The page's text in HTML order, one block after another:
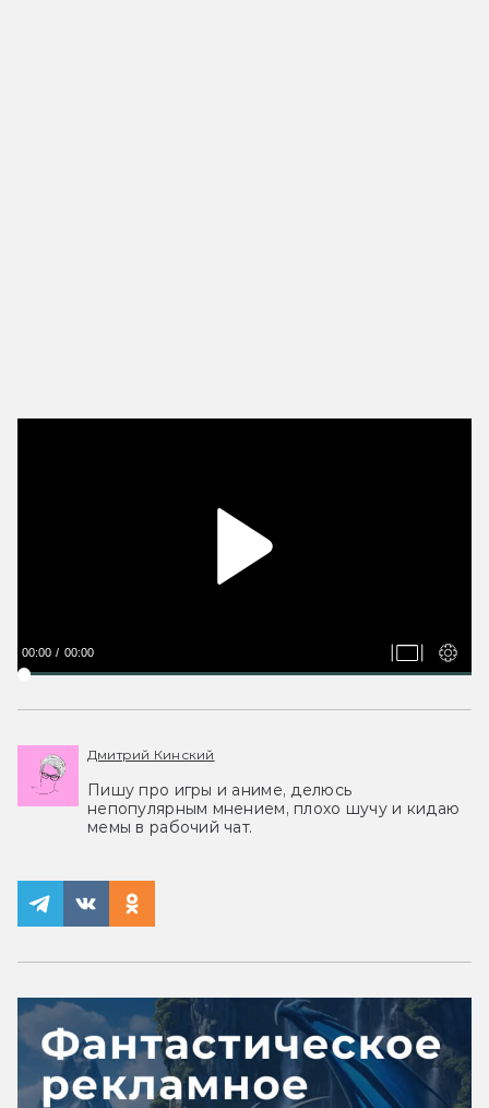
00:00 00:00
Дмитрий Кинский
Пишу про игры и аниме, делюсь
непопулярным мнением, плохо шучу и кидаю
мемы в рабочий чат.